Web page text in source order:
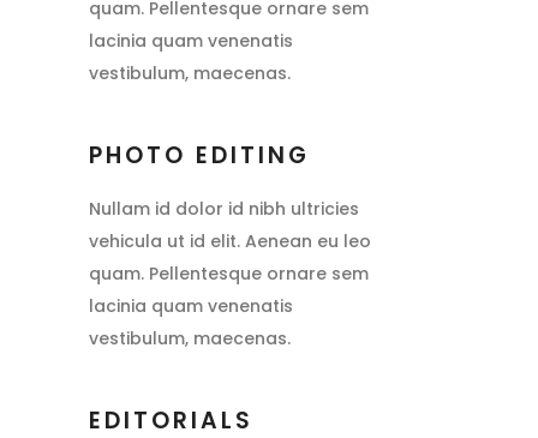
quam. Pellentesque ornare sem
lacinia quam venenatis
vestibulum, maecenas.
PHOTO EDITING
Nullam id dolor id nibh ultricies
vehicula ut id elit. Aenean eu leo
quam. Pellentesque ornare sem
lacinia quam venenatis
vestibulum, maecenas.
EDITORIALS